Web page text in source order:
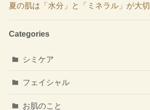
夏の肌は「水分」と「ミネラル」が大切
Categories
シミケア
フェイシャル
お肌のこと